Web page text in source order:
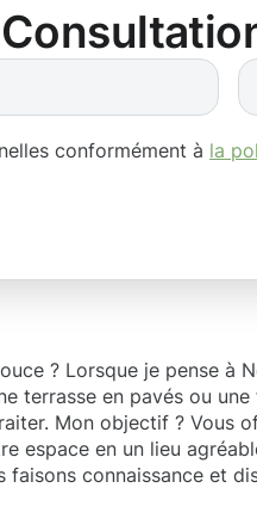
conformément à la
? Lorsque je pense à
terrasse en pavés ou
Mon objectif ? Vous
espace en un lieu
faisons connaissance et